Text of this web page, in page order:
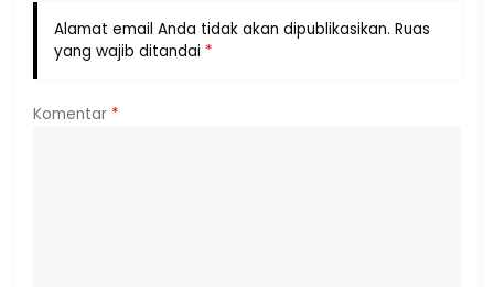
Alamat email Anda tidak akan dipublikasikan. Ruas
yang wajib ditandai *
Komentar *